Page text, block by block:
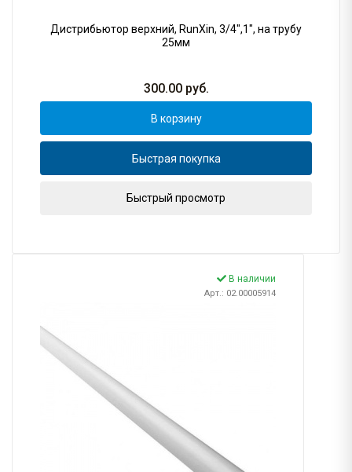
Дистрибьютор верхний, RunXin, 3/4",1", на трубу
25мм
300.00руб.
В корзину
Быстрая покупка
Быстрый просмотр
В наличии
Арт.: 02.00005914